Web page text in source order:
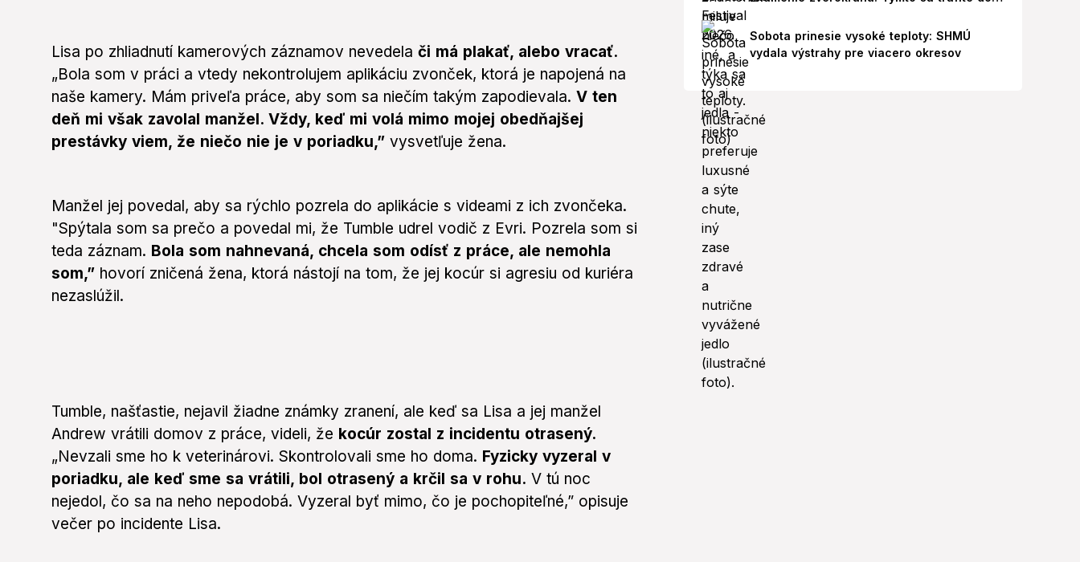
Lisa po zhliadnutí kamerových záznamov nevedela či má plakať, alebo vracať.
„Bola som v práci a vtedy nekontrolujem aplikáciu zvonček, ktorá je napojená na
naše kamery. Mám priveľa práce, aby som sa niečím takým zapodievala. V ten
deň mi však zavolal manžel. Vždy, keď mi volá mimo mojej obedňajšej
prestávky viem, že niečo nie je v poriadku,” vysvetľuje žena.
Manžel jej povedal, aby sa rýchlo pozrela do aplikácie s videami z ich zvončeka.
"Spýtala som sa prečo a povedal mi, že Tumble udrel vodič z Evri. Pozrela som si
teda záznam. Bola som nahnevaná, chcela som odísť z práce, ale nemohla
som,” hovorí zničená žena, ktorá nástojí na tom, že jej kocúr si agresiu od kuriéra
nezaslúžil.
Tumble, našťastie, nejavil žiadne známky zranení, ale keď sa Lisa a jej manžel
Andrew vrátili domov z práce, videli, že kocúr zostal z incidentu otrasený.
„Nevzali sme ho k veterinárovi. Skontrolovali sme ho doma. Fyzicky vyzeral v
poriadku, ale keď sme sa vrátili, bol otrasený a krčil sa v rohu. V tú noc
nejedol, čo sa na neho nepodobá. Vyzeral byť mimo, čo je pochopiteľné,” opisuje
večer po incidente Lisa.
Sobota prinesie vysoké teploty: SHMÚ
vydala výstrahy pre viacero okresov